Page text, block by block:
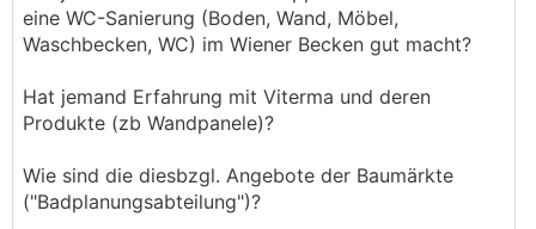
eine WC-Sanierung (Boden, Wand, Möbel,
Waschbecken, WC) im Wiener Becken gut macht?
Hat jemand Erfahrung mit Viterma und deren
Produkte (zb Wandpanele)?
Wie sind die diesbzgl. Angebote der Baumärkte
("Badplanungsabteilung")?